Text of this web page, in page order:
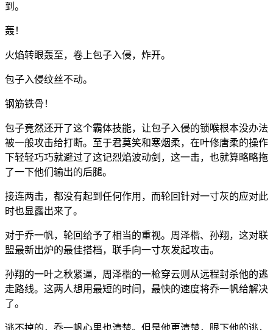
到。
轰！
火焰转眼轰至，卷上包子入侵，炸开。
包子入侵纹丝不动。
钢筋铁骨！
包子竟然还开了这个霸体技能，让包子入侵的锁喉根本没办法
被一般攻击给打断。至于君莫笑和寒烟柔，在叶修唐柔的操作
下轻轻巧巧就避过了这记烈焰波动剑，这一击，也就算略略拖
了一下他们输出的后腿。
接连两击，都没有起到任何作用，而轮回针对一寸灰的应对此
时也显露出来了。
对于乔一帆，轮回给予了相当的重视。周泽楷、孙翔，这对联
盟最新出炉的最佳搭档，联手向一寸灰发起攻击。
孙翔的一叶之秋紧逼，周泽楷的一枪穿云则从远程封杀他的逃
走路线。这两人想用最短的时间，最快的速度将乔一帆给解决
了。
逃不掉的，乔一帆心里也清楚。但是他更清楚，眼下他的逃，